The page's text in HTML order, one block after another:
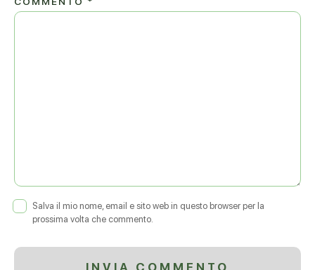
Salva il mio nome, email e sito web in questo browser per la
prossima volta che commento.